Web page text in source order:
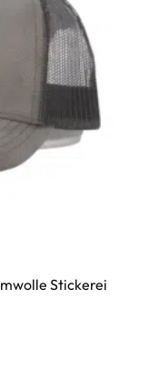
Stickerei